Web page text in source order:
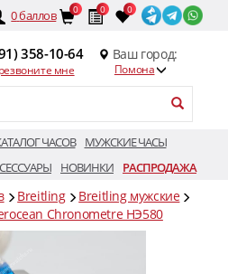
0баллов 0 0 0
358-10-64
мне
Ваш город:
Помона
ЧАСОВ
МУЖСКИЕ ЧАСЫ
НОВИНКИ РАСПРОДАЖА
Breitling
Breitling мужские
Chronometre HЭ580